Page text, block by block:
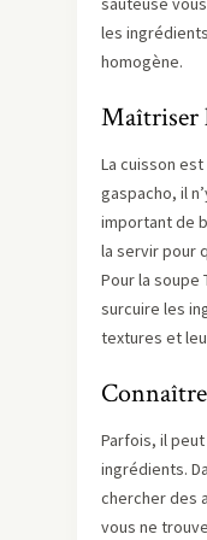
les
homogène.
Maîtriser
La cuisson
gaspacho, il
important de
la servir pour
Pour la soupe
surcuire les
textures et
Parfois, il
ingrédients.
chercher des
vous ne